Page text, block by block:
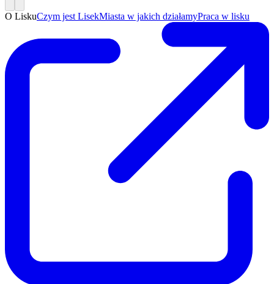
O LiskuCzym jest LisekMiasta w jakich działamyPraca w lisku